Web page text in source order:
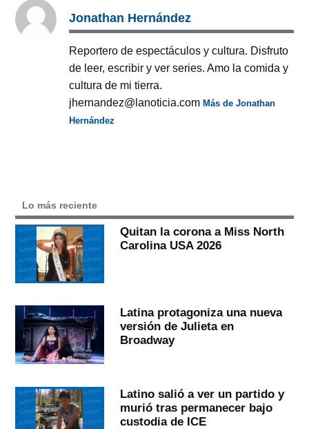
Jonathan Hernández
Reportero de espectáculos y cultura. Disfruto
de leer, escribir y ver series. Amo la comida y
cultura de mi tierra.
jhernandez@lanoticia.comMás de Jonathan
Hernández
Lo más reciente
Quitan la corona a Miss North
Carolina USA 2026
Latina protagoniza una nueva
versión de Julieta en
Broadway
Latino salió a ver un partido y
murió tras permanecer bajo
custodia de ICE